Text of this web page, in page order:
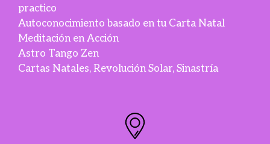
practico
Autoconocimiento basado en tu Carta Natal
Meditación en Acción
Astro Tango Zen
Cartas Natales, Revolución Solar, Sinastría